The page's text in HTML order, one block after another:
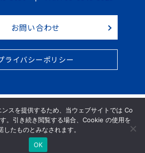
お問い合わせ
ライバシーポリシー
- 2026 株式会社 E・C・R All Rights
Reserved.
スを提供するため、当ウェブサイトでは Co
。引き続き閲覧する場合、Cookie の使用を
したものとみなされます。
OK